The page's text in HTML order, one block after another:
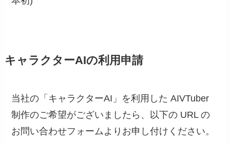
キャラクターAIの利用申請
当社の「キャラクターAI」を利用した AIVTuber
制作のご希望がございましたら、以下の URL の
お問い合わせフォームよりお申し付けください。